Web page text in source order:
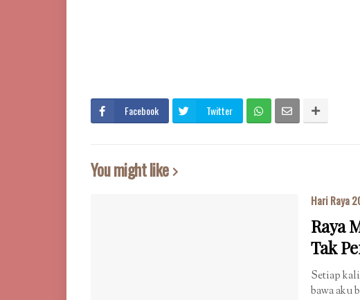
Facebook Twitter
You might like
Hari Raya
Raya
Tak
Setiap
bawa aku